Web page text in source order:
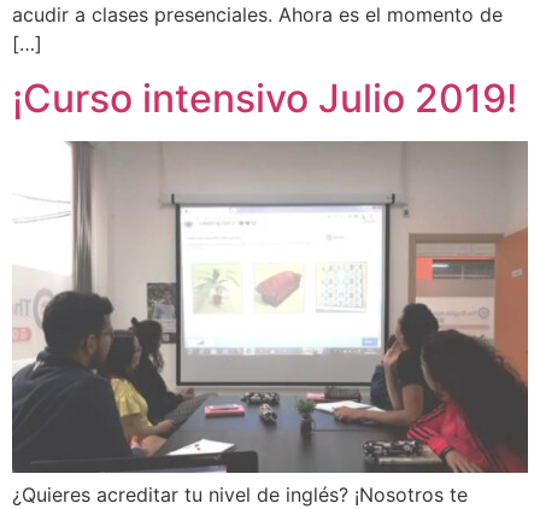
acudir a clases presenciales. Ahora es el momento de
[…]
¡Curso intensivo Julio 2019!
¿Quieres acreditar tu nivel de inglés? ¡Nosotros te